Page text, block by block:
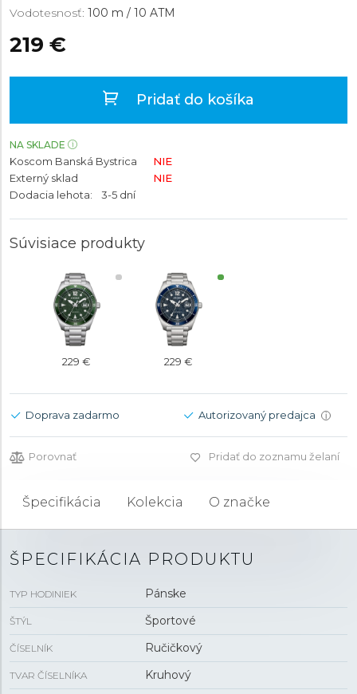
Vodotesnosť: 100 m / 10 ATM
219 €
Pridať do košíka
NA SKLADE
Koscom Banská Bystrica
NIE
Externý sklad
NIE
Dodacia lehota:
3-5 dní
Súvisiace produkty
229 € 229 €
Doprava zadarmo Autorizovaný predajca i
Porovnať Pridať do zoznamu želaní
Špecifikácia Kolekcia O značke
ŠPECIFIKÁCIA PRODUKTU
TYP HODINIEK Pánske
ŠTÝL Športové
ČÍSELNÍK Ručičkový
TVAR ČÍSELNÍKA Kruhový